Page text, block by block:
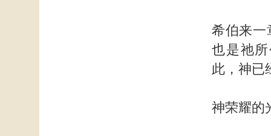
希伯来一
也是祂
此，神已
神荣耀的